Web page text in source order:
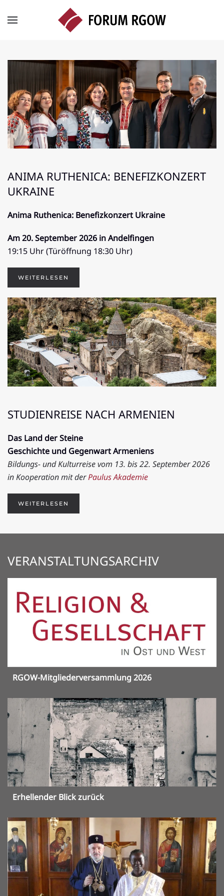
Zum Hauptinhalt springen
ANIMA RUTHENICA: BENEFIZKONZERT
UKRAINE
Anima Ruthenica: Benefizkonzert Ukraine
Am 20. September 2026 in Andelfingen
19:15 Uhr (Türöffnung 18:30 Uhr)
WEITERLESEN
STUDIENREISE NACH ARMENIEN
Das Land der Steine
Geschichte und Gegenwart Armeniens
Bildungs- und Kulturreise vom 13. bis 22. September 2026
in Kooperation mit derPaulus Akademie
WEITERLESEN
VERANSTALTUNGSARCHIV
RGOW-Mitgliederversammlung 2026
Erhellender Blick zurück